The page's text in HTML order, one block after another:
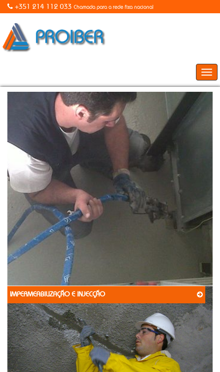
+351 214 112 033 Chamada para a rede fixa nacional
IMPERMEABILIZAÇÃO E INJECÇÃO